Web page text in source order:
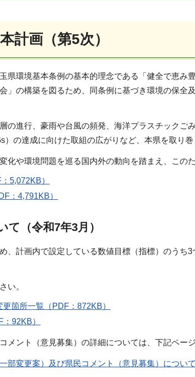
計画（第5次）
県環境基本条例の基本的理念である「健全で恵み
」の構築を図るため、同条例に基づき環境の保全
の進行、豪雨や台風の頻発、海洋プラスチックご
）の達成に向けた取組の広がりなど、本県を取り巻
化や環境問題を巡る国内外の動向を踏まえ、この
5,072KB）
：4,791KB）
て（令和7年3月）
、計画内で設定している数値目標（指標）のうち
い。
箇所一覧（PDF：872KB）
92KB）
メント（意見募集）の詳細については、下記ペー
部変更案）及び県民コメント（意見募集）について